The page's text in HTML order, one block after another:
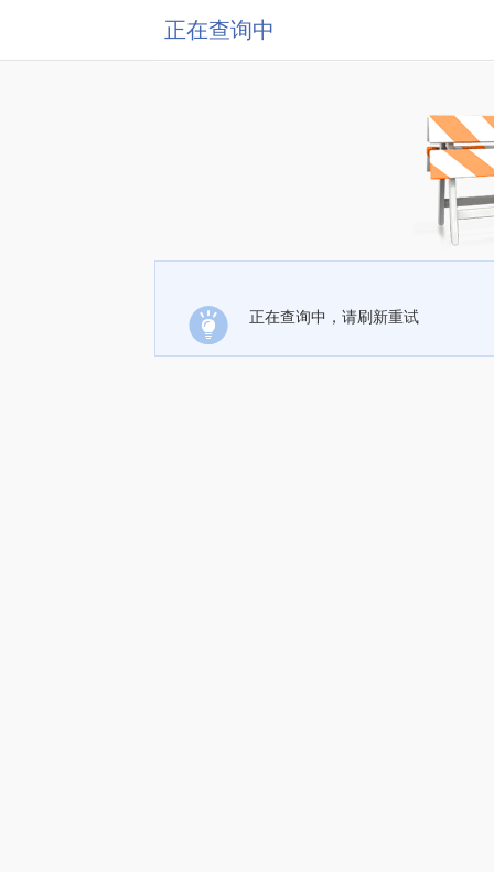
正在查询中
正在查询中，请刷新重试